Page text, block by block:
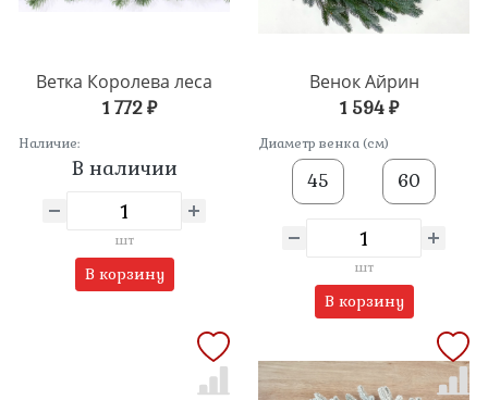
Ветка Королева леса
1 772 ₽
Наличие:
В наличии
шт
В корзину
Венок Айрин
1 594 ₽
Диаметр венка (см)
45 60
шт
В корзину